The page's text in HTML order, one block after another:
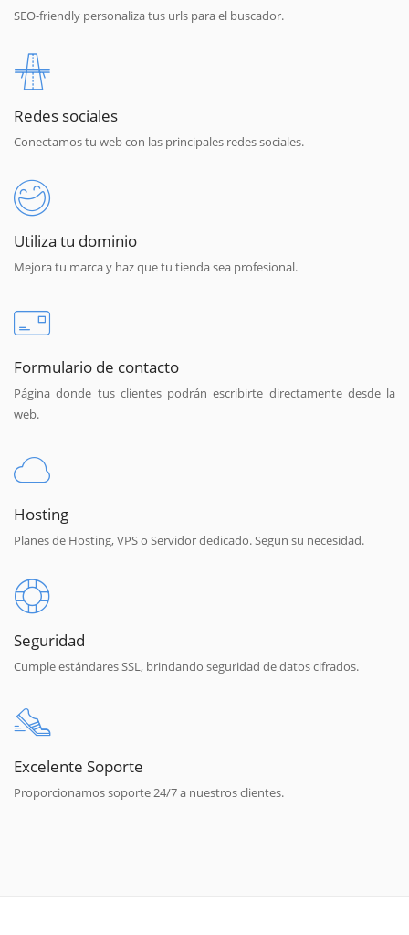
SEO-friendly personaliza tus urls para el buscador.
Redes sociales
Conectamos tu web con las principales redes sociales.
Utiliza tu dominio
Mejora tu marca y haz que tu tienda sea profesional.
Formulario de contacto
Página donde tus clientes podrán escribirte directamente desde la
web.
Hosting
Planes de Hosting, VPS o Servidor dedicado. Segun su necesidad.
Seguridad
Cumple estándares SSL, brindando seguridad de datos cifrados.
Excelente Soporte
Proporcionamos soporte 24/7 a nuestros clientes.